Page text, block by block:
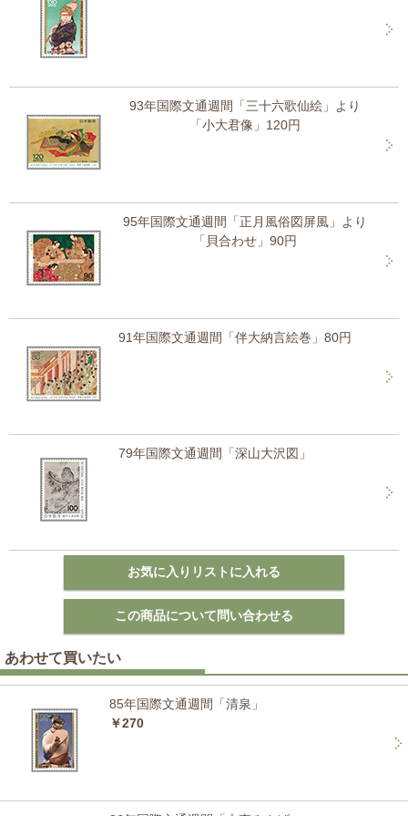
93年国際文通週間「三十六歌仙絵」より
「小大君像」120円
95年国際文通週間「正月風俗図屏風」より
「貝合わせ」90円
91年国際文通週間「伴大納言絵巻」80円
79年国際文通週間「深山大沢図」
あわせて買いたい
85年国際文通週間「清泉」
￥270